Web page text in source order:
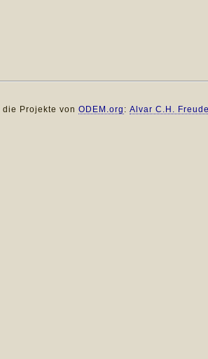
die Projekte vonODEM.org :Alvar C.H.